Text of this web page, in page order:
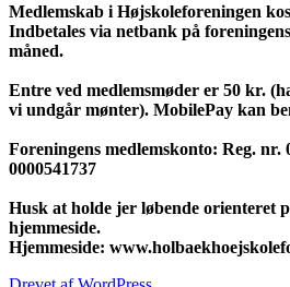
Medlemskab i Højskoleforeningen
Indbetales via netbank på
måned.
Entre ved medlemsmøder er 50 kr.
vi undgår mønter). MobilePay kan
Foreningens medlemskonto: Reg. nr.
0000541737
Husk at holde jer løbende orienteret
hjemmeside.
Hjemmeside: